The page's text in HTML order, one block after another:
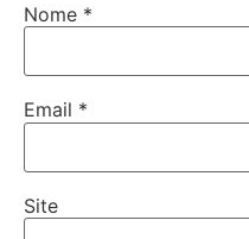
Nome *
Email *
Site